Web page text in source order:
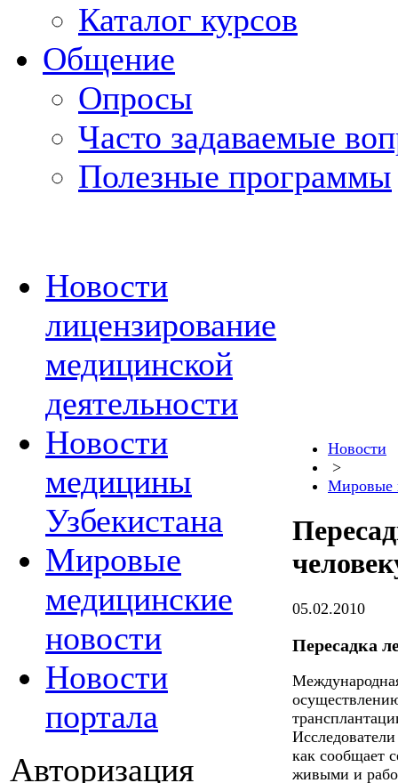
Каталог курсов
Общение
Опросы
Часто задаваемые
Полезные программы
Новости
лицензирование
медицинской
деятельности
Новости
медицины
Узбекистана
Мировые
медицинские
новости
Новости
портала
Авторизация
Новости
>
Мировые
05.02.2010
Пересадка
как сообщает
живыми и